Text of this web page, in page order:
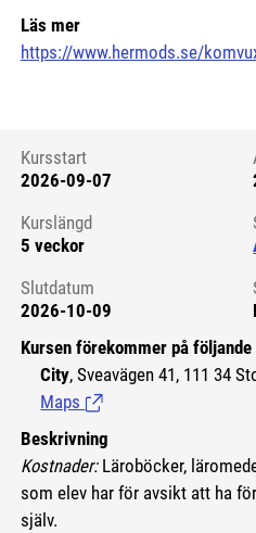
Läs mer
https://www.hermods.se/
Kursstart 6218328
Kursstart
2026-09-07
Kurslängd
5 veckor
Slutdatum
2026-10-09
Kursen förekommer på
City, Sveavägen 41, 111 34
Maps (Länk till extern sida.)
Beskrivning
Kostnader:Läroböcker,
som elev har för avsikt att ha
själv.